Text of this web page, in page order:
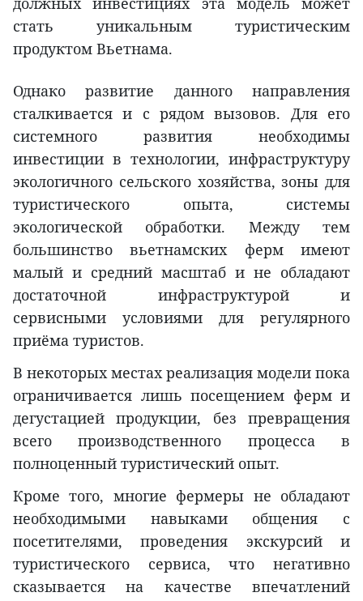
стать уникальным туристическим
продуктом Вьетнама.
Однако развитие данного направления
сталкивается и с рядом вызовов. Для его
системного развития необходимы
инвестиции в технологии, инфраструктуру
экологичного сельского хозяйства, зоны для
туристического опыта, системы
экологической обработки. Между тем
большинство вьетнамских ферм имеют
малый и средний масштаб и не обладают
достаточной инфраструктурой и
сервисными условиями для регулярного
приёма туристов.
В некоторых местах реализация модели пока
ограничивается лишь посещением ферм и
дегустацией продукции, без превращения
всего производственного процесса в
полноценный туристический опыт.
Кроме того, многие фермеры не обладают
необходимыми навыками общения с
посетителями, проведения экскурсий и
туристического сервиса, что негативно
сказывается на качестве впечатлений